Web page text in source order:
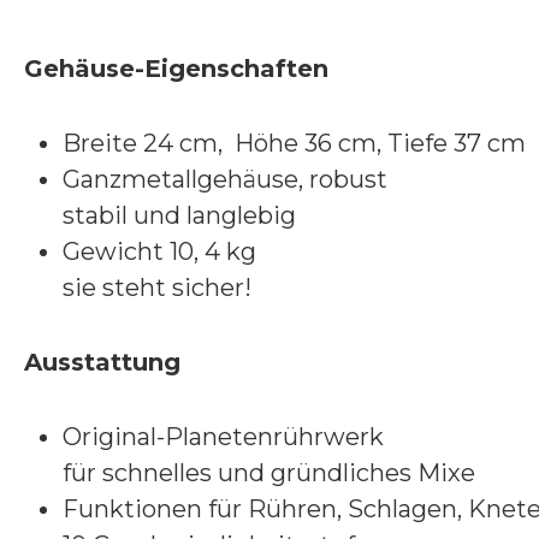
Gehäuse-Eigenschaften
Breite 24 cm, Höhe 36 cm, Tiefe 37 cm
Ganzmetallgehäuse, robust
stabil und langlebig
Gewicht 10, 4 kg
sie steht sicher!
Ausstattung
Original-Planetenrührwerk
für schnelles und gründliches Mixe
Funktionen für Rühren, Schlagen,